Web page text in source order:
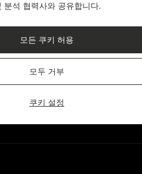
분석 협력사와 공유합니다.
쿠키 설정
모두 거부
모든 쿠키 허용